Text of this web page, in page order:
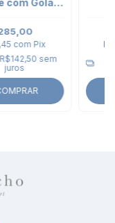
com Pix
R$142,50 sem
juros